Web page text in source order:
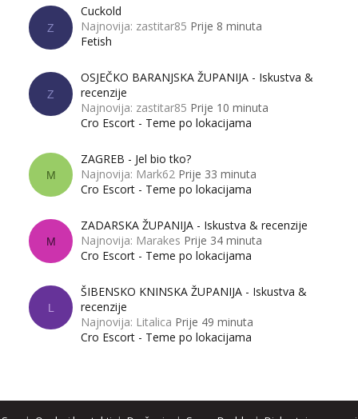
Z
Cuckold
Najnovija: zastitar85 Prije 8 minuta
Fetish
Z
OSJEČKO BARANJSKA ŽUPANIJA - Iskustva &
recenzije
Najnovija: zastitar85 Prije 10 minuta
Cro Escort - Teme po lokacijama
M
ZAGREB - Jel bio tko?
Najnovija: Mark62 Prije 33 minuta
Cro Escort - Teme po lokacijama
M
ZADARSKA ŽUPANIJA - Iskustva & recenzije
Najnovija: Marakes Prije 34 minuta
Cro Escort - Teme po lokacijama
L
ŠIBENSKO KNINSKA ŽUPANIJA - Iskustva &
recenzije
Najnovija: Litalica Prije 49 minuta
Cro Escort - Teme po lokacijama